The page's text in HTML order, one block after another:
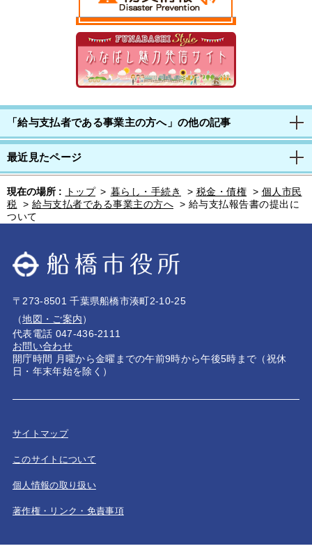
「給与支払者である事業主の方へ」の他の記事
最近見たページ
現在の場所 : トップ > 暮らし・手続き > 税金・債権 > 個人市民
税 > 給与支払者である事業主の方へ > 給与支払報告書の提出に
ついて
〒273-8501 千葉県船橋市湊町2-10-25
（地図・ご案内）
代表電話 047-436-2111
お問い合わせ
開庁時間 月曜から金曜までの午前9時から午後5時まで（祝休
日・年末年始を除く）
サイトマップ
このサイトについて
個人情報の取り扱い
著作権・リンク・免責事項